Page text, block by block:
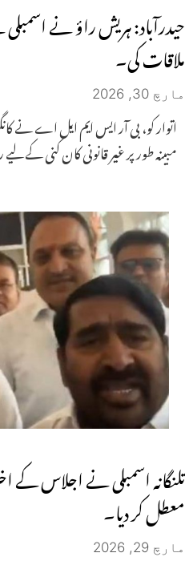
حیدرآباد: ہریش راؤ نے
ملاقات کی۔
مارچ 30, 2026
اتوار کو، بی آر ایس ایم ایل اے نے
مبینہ طور پر غیر قانونی کان کنی کے
تلنگانہ اسمبلی نے اجلاس کے
معطل کر دیا۔
مارچ 29, 2026